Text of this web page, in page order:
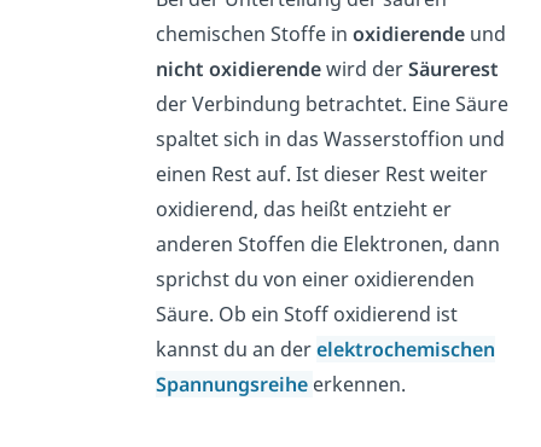
chemischen Stoffe inoxidierende und
nicht oxidierendewird derSäurerest
der Verbindung betrachtet. Eine Säure
spaltet sich in das Wasserstoffion und
einen Rest auf. Ist dieser Rest weiter
oxidierend, das heißt entzieht er
anderen Stoffen die Elektronen, dann
sprichst du von einer oxidierenden
Säure. Ob ein Stoff oxidierend ist
kannst du an derelektrochemischen
Spannungsreihe erkennen.